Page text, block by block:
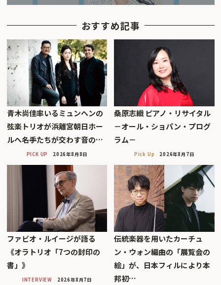
おすすめ記事
青木尚佳率いるミュンヘンの
弦楽トリオが浜離宮朝日ホー
ルへ――名手たちが交わす音の…
PICK UP 2026年8月8日
桑原志織 ピアノ・リサイタル
－オール・ショパン・プログ
ラム－
Pick Up 2026年8月7日
ファビオ・ルイージが語る
《オラトリオ「7つの封印の
書」》
INTERVIEW 2026年8月7日
伝統楽器を用いたカーチュ
ン・ウォン編曲の「展覧会の
絵」が、日本フィルにより本
邦初…